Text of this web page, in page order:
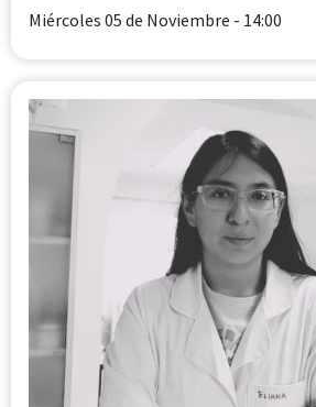
Miércoles 05 de Noviembre - 14:00